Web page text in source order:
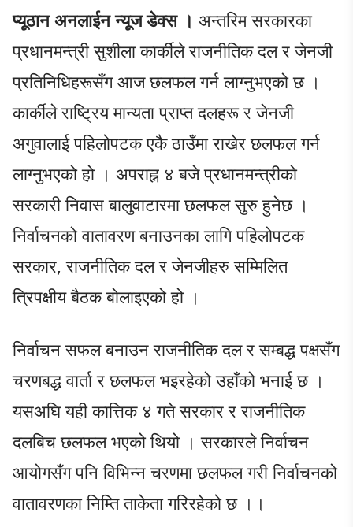
प्यूठान अनलाईन न्यूज डेक्स । अन्तरिम सरकारका
प्रधानमन्त्री सुशीला कार्कीले राजनीतिक दल र जेनजी
प्रतिनिधिहरूसँग आज छलफल गर्न लाग्नुभएको छ ।
कार्कीले राष्ट्रिय मान्यता प्राप्त दलहरू र जेनजी
अगुवालाई पहिलोपटक एकै ठाउँमा राखेर छलफल गर्न
लाग्नुभएको हो । अपराह्न ४ बजे प्रधानमन्त्रीको
सरकारी निवास बालुवाटारमा छलफल सुरु हुनेछ ।
निर्वाचनको वातावरण बनाउनका लागि पहिलोपटक
सरकार, राजनीतिक दल र जेनजीहरु सम्मिलित
त्रिपक्षीय बैठक बोलाइएको हो ।
निर्वाचन सफल बनाउन राजनीतिक दल र सम्बद्ध पक्षसँग
चरणबद्ध वार्ता र छलफल भइरहेको उहाँको भनाई छ ।
यसअघि यही कात्तिक ४ गते सरकार र राजनीतिक
दलबिच छलफल भएको थियो । सरकारले निर्वाचन
आयोगसँग पनि विभिन्न चरणमा छलफल गरी निर्वाचनको
वातावरणका निम्ति ताकेता गरिरहेको छ ।।